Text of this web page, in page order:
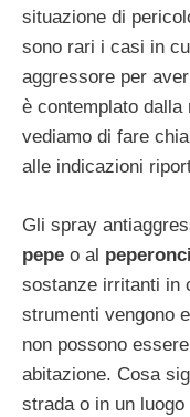
situazione di
sono rari i casi in
aggressore per
è contemplato dalla
vediamo di fare
alle indicazioni
Gli spray
pepe o al
sostanze irritanti in
strumenti vengono
non possono
abitazione. Cosa
strada o in un